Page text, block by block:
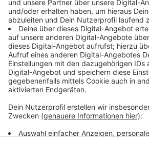
löschte den Brand im Motorraum
noch zu gebrauchen ist, steht nicht
Anzeige
Anzeige